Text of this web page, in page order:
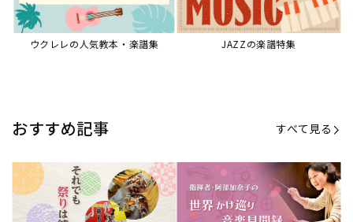
ウクレレの人気教本・楽譜集 JAZZの楽譜特集
おすすめ記事 すべて見る